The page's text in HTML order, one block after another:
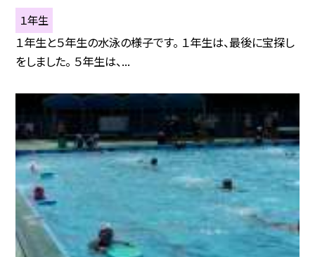
１年生
１年生と５年生の水泳の様子です。 １年生は、最後に宝探し
をしました。 ５年生は、...